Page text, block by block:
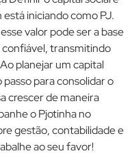
iniciando como PJ.
valor pode ser a base
transmitindo
planejar um capital
para consolidar o
crescer de maneira
o Pjotinha no
gestão, contabilidade e
ao seu favor!